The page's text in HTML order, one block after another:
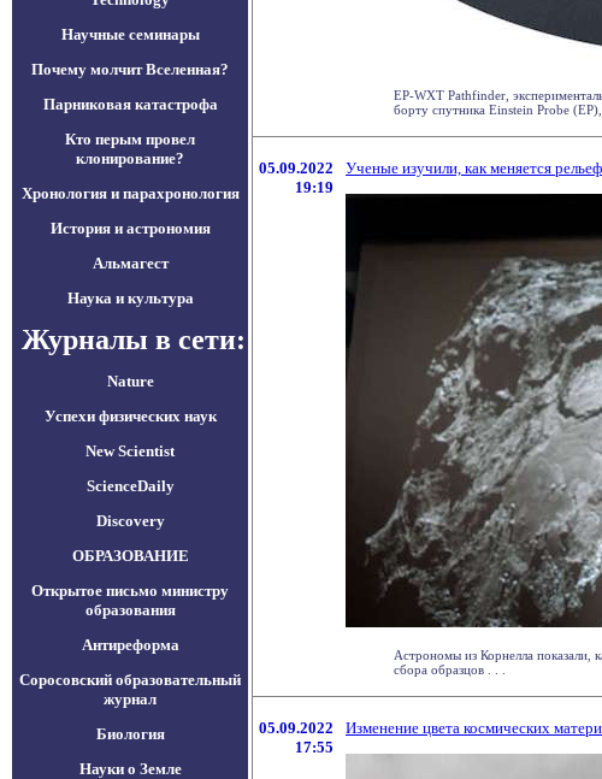
Научные семинары
Почему молчит Вселенная?
Парниковая катастрофа
Кто перым провел
клонирование?
Хронология и парахронология
История и астрономия
Альмагест
Наука и культура
Журналы в сети:
Nature
Успехи физических наук
New Scientist
ScienceDaily
Discovery
ОБРАЗОВАНИЕ
Открытое письмо министру
образования
Антиреформа
Соросовский образовательный
журнал
Биология
Науки о Земле
EP-WXT Pathfinder,
борту спутника Einstein Probe (EP),
05.09.2022
19:19
Ученые изучили, как меняется
Астрономы из Корнелла показали,
сбора образцов . . .
05.09.2022
17:55
Изменение цвета космических